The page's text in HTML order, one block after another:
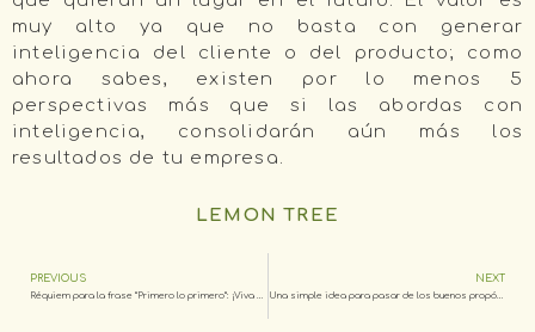
muy alto ya que no basta con generar
inteligencia del cliente o del producto; como
ahora sabes, existen por lo menos 5
perspectivas más que si las abordas con
inteligencia, consolidarán aún más los
resultados de tu empresa.
LEMON TREE
PREVIOUS
Réquiem para la frase “Primero lo primero”: ¡Viva el disfrute al realizar el trabajo!
NEXT
Una simple idea para pasar de los buenos propósitos, a los mejores resultados: Modelo POP